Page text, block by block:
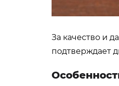
За качество и
подтверждает